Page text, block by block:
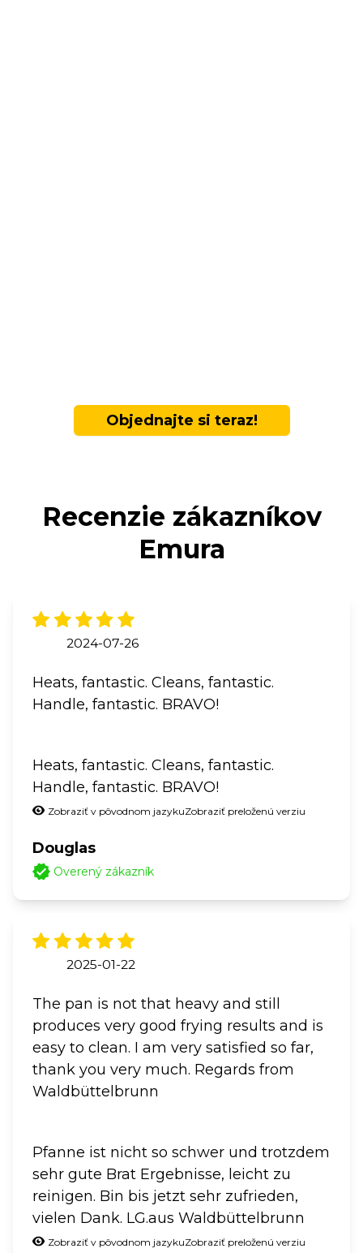
Objednajte si teraz!
Recenzie zákazníkov
Emura
2024-07-26
Heats, fantastic. Cleans, fantastic.
Handle, fantastic. BRAVO!
Heats, fantastic. Cleans, fantastic.
Handle, fantastic. BRAVO!
Zobraziť v pôvodnom jazykuZobraziť preloženú verziu
Douglas
Overený zákazník
2025-01-22
The pan is not that heavy and still
produces very good frying results and is
easy to clean. I am very satisfied so far,
thank you very much. Regards from
Waldbüttelbrunn
Pfanne ist nicht so schwer und trotzdem
sehr gute Brat Ergebnisse, leicht zu
reinigen. Bin bis jetzt sehr zufrieden,
vielen Dank. LG.aus Waldbüttelbrunn
Zobraziť v pôvodnom jazykuZobraziť preloženú verziu